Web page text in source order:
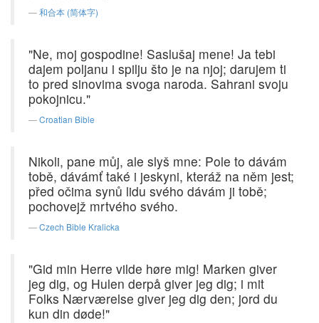
和合本 (简体字)
"Ne, moj gospodine! Saslušaj mene! Ja tebi
dajem poljanu i spilju što je na njoj; darujem ti
to pred sinovima svoga naroda. Sahrani svoju
pokojnicu."
Croatian Bible
Nikoli, pane můj, ale slyš mne: Pole to dávám
tobě, dávámť také i jeskyni, kteráž na něm jest;
před očima synů lidu svého dávám ji tobě;
pochovejž mrtvého svého.
Czech Bible Kralicka
"Gid min Herre vilde høre mig! Marken giver
jeg dig, og Hulen derpå giver jeg dig; i mit
Folks Nærværelse giver jeg dig den; jord du
kun din døde!"